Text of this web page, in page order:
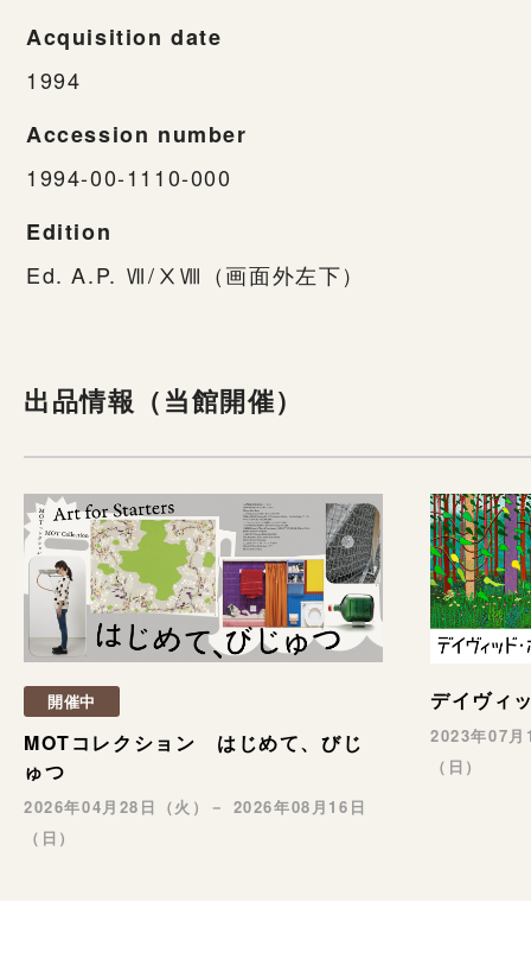
Acquisition date
1994
Accession number
1994-00-1110-000
Edition
Ed. A.P. Ⅶ/ⅩⅧ（画面外左下）
出品情報（当館開催）
開催中
MOTコレクション はじめて、びじ
ゅつ
2026年04月28日（火）－ 2026年08月16日
（日）
デイヴィ
2023年07
（日）